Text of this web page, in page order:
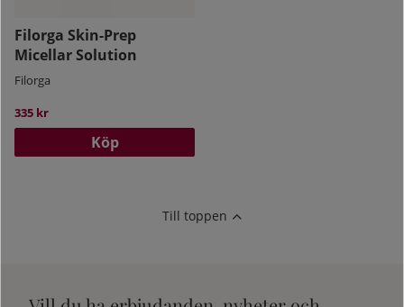
Filorga Skin-Prep
Micellar Solution
Filorga
335 kr
Köp
Till toppen